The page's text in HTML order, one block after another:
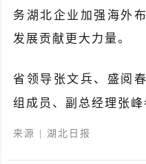
务湖北企业加强海外
发展贡献更大力量。
省领导张文兵、盛阅
组成员、副总经理张峰
来源 | 湖北日报